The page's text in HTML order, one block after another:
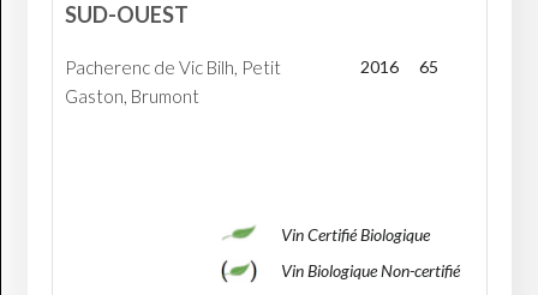
SUD-OUEST
Pacherenc de Vic Bilh, Petit
Gaston, Brumont
2016 65
Vin Certifié Biologique
Vin Biologique Non-certifié